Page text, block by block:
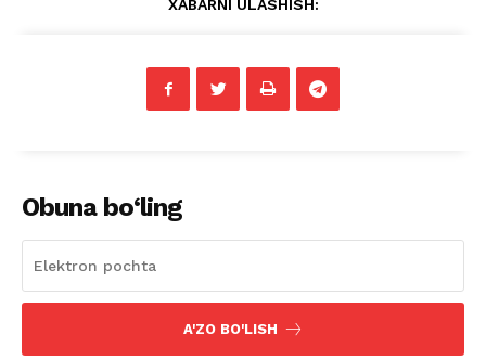
XABARNI ULASHISH:
Obuna bo‘ling
A'ZO BO'LISH